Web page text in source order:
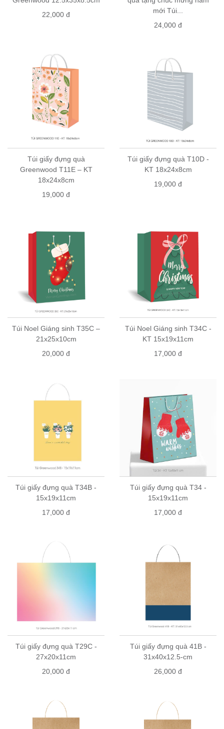
22,000 đ
mới Túi...
24,000 đ
Túi giấy đựng quà
Greenwood T11E – KT
18x24x8cm
19,000 đ
Túi giấy đựng quà T10D -
KT 18x24x8cm
19,000 đ
Túi Noel Giáng sinh T35C –
21x25x10cm
20,000 đ
Túi Noel Giáng sinh T34C -
KT 15x19x11cm
17,000 đ
Túi giấy đựng quà T34B -
15x19x11cm
17,000 đ
Túi giấy đựng quà T34 -
15x19x11cm
17,000 đ
Túi giấy đựng quà T29C -
27x20x11cm
20,000 đ
Túi giấy đựng quà 41B -
31x40x12.5-cm
26,000 đ